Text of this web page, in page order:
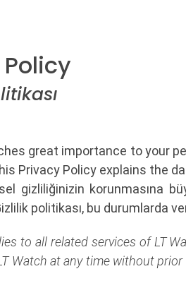
great importance to your
Privacy Policy explains the
gizliliğinizin korunmasına
politikası, bu durumlarda
to all related services of LT
Watch at any time without